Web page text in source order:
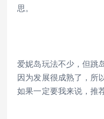
思。
爱妮岛玩法不少，但跳
因为发展很成熟了，所
如果一定要我来说，推